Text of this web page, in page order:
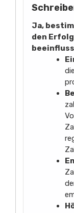
Ja,
den